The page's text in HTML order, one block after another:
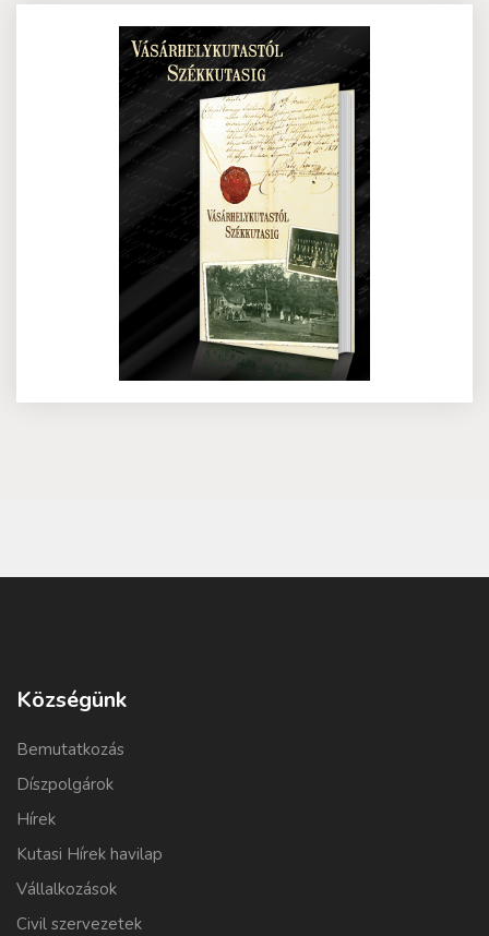
Községünk
Bemutatkozás
Díszpolgárok
Hírek
Kutasi Hírek havilap
Vállalkozások
Civil szervezetek